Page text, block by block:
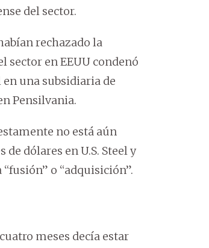
del sector.
rechazado la
en EEUU condenó
una subsidiaria de
Pensilvania.
no está aún
dólares en U.S. Steel y
o “adquisición”.
meses decía estar